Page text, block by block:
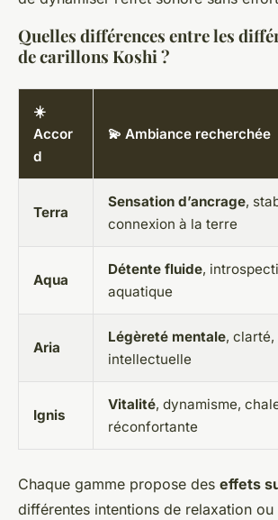
Quelles différences entre les
de carillons Koshi ?
☀️
Accor
d
💫 Ambiance recherchée
Terra
Sensation d’ancrage,
connexion à la terre
Aqua
Détente fluide,
aquatique
Aria
Légèreté mentale,
intellectuelle
Ignis
Vitalité, dynamisme,
réconfortante
Chaque gamme propose des effets
différentes intentions de relaxation